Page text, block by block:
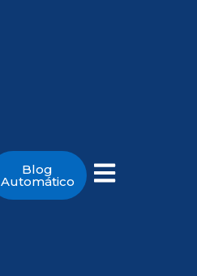
Blog
Automático